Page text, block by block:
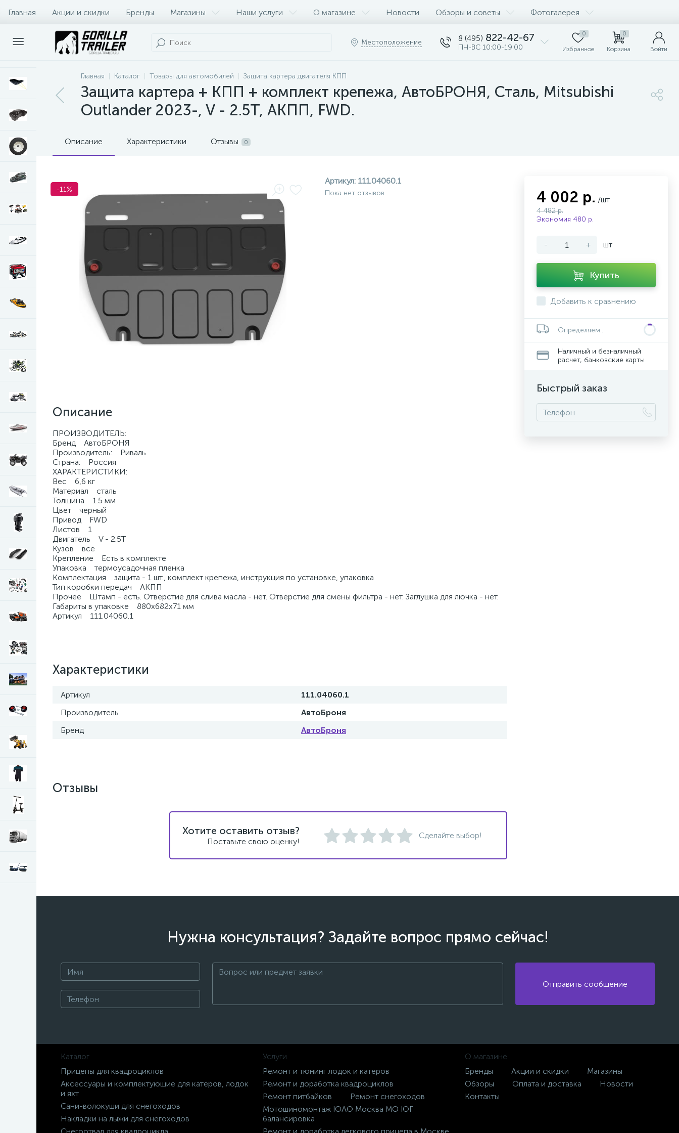
Главная Акции и скидки Бренды Магазины Наши услуги О магазине Новости Обзоры и советы Фотогалерея
Оплата и доставка Контакты
Местоположение 8 (495) 822-42-67
ПН-ВС 10:00-19:00
0
Избранное
0
Корзина Войти
Главная Каталог Товары для автомобилей Защита картера двигателя КПП
Защита картера + КПП + комплект крепежа, АвтоБРОНЯ, Сталь, Mitsubishi
Outlander 2023-, V - 2.5T, АКПП, FWD.
Описание Характеристики Отзывы 0
-11%
Артикул: 111.04060.1
Пока нет отзывов
Описание
ПРОИЗВОДИТЕЛЬ:
Бренд АвтоБРОНЯ
Производитель: Риваль
Страна: Россия
ХАРАКТЕРИСТИКИ:
Вес 6,6 кг
Материал сталь
Толщина 1.5 мм
Цвет черный
Привод FWD
Листов 1
Двигатель V - 2.5T
Кузов все
Крепление Есть в комплекте
Упаковка термоусадочная пленка
Комплектация защита - 1 шт., комплект крепежа, инструкция по установке, упаковка
Тип коробки передач АКПП
Прочее Штамп - есть. Отверстие для слива масла - нет. Отверстие для смены фильтра - нет. Заглушка для лючка - нет.
Габариты в упаковке 880х682х71 мм
Артикул 111.04060.1
Характеристики
Артикул
111.04060.1
Производитель
АвтоБроня
Бренд
АвтоБроня
4 002 р. /шт
4 482 р.
Экономия 480 р.
- + шт
Купить
Добавить к сравнению
Определяем...
Наличный и безналичный
расчет, банковские карты
Быстрый заказ
Отзывы
Хотите оставить отзыв?
Поставьте свою оценку!
Сделайте выбор!
Нужна консультация? Задайте вопрос прямо сейчас!
Отправить сообщение
Каталог
Прицепы для квадроциклов
Аксессуары и комплектующие для катеров, лодок
и яхт
Сани-волокуши для снегоходов
Накладки на лыжи для снегоходов
Услуги
Ремонт и тюнинг лодок и катеров
Ремонт и доработка квадроциклов
Ремонт питбайков
Ремонт снегоходов
Мотошиномонтаж ЮАО Москва МО ЮГ
балансировка
О магазине
Бренды
Акции и скидки
Магазины
Обзоры
Оплата и доставка
Новости
Контакты